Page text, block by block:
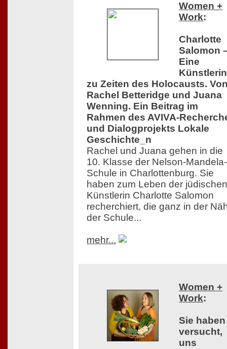
Women +
Work:
Charlotte
Salomon
Eine
Künstlerin
zu Zeiten des Holocausts.
Rachel Betteridge und Juana
Wenning. Ein Beitrag im
Rahmen des AVIVA-
und Dialogprojekts Lokale
Geschichte_n
Rachel und Juana gehen in die
10. Klasse der Nelson-Mandela-
Schule in Charlottenburg. Sie
haben zum Leben der jüdischen
Künstlerin Charlotte Salomon
recherchiert, die ganz in der
der Schule...
mehr...
Women +
Work:
Sie haben
versucht,
uns